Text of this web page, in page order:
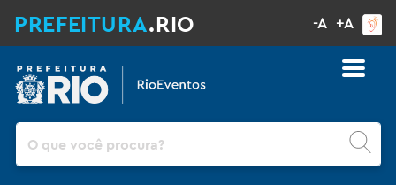
PREFEITURA.RIO -A +A
Pesquisar